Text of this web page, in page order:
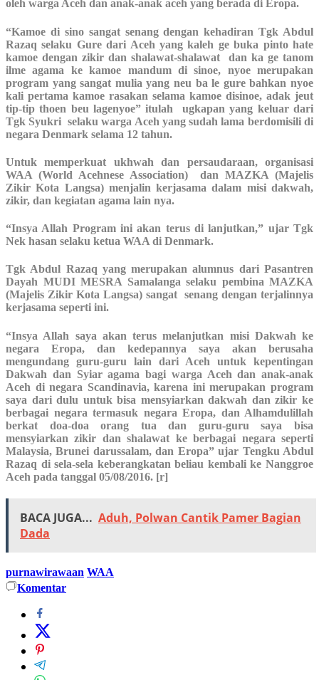
oleh warga Aceh dan anak-anak aceh yang berada di Eropa.
“Kamoe di sino sangat senang dengan kehadiran Tgk Abdul
Razaq selaku Gure dari Aceh yang kaleh ge buka pinto hate
kamoe dengan zikir dan shalawat-shalawat dan ka ge tanom
ilme agama ke kamoe mandum di sinoe, nyoe merupakan
program yang sangat mulia yang neu ba le gure bahkan nyoe
kali pertama kamoe rasakan selama kamoe disinoe, adak jeut
tip-tip thoen beu lagenyoe” itulah ugkapan yang keluar dari
Tgk Syukri selaku warga Aceh yang sudah lama berdomisili di
negara Denmark selama 12 tahun.
Untuk memperkuat ukhwah dan persaudaraan, organisasi
WAA (World Acehnese Association) dan MAZKA (Majelis
Zikir Kota Langsa) menjalin kerjasama dalam misi dakwah,
zikir, dan kegiatan agama lain nya.
“Insya Allah Program ini akan terus di lanjutkan,” ujar Tgk
Nek hasan selaku ketua WAA di Denmark.
Tgk Abdul Razaq yang merupakan alumnus dari Pasantren
Dayah MUDI MESRA Samalanga selaku pembina MAZKA
(Majelis Zikir Kota Langsa) sangat senang dengan terjalinnya
kerjasama seperti ini.
“Insya Allah saya akan terus melanjutkan misi Dakwah ke
negara Eropa, dan kedepannya saya akan berusaha
mengundang guru-guru lain dari Aceh untuk kepentingan
Dakwah dan Syiar agama bagi warga Aceh dan anak-anak
Aceh di negara Scandinavia, karena ini merupakan program
saya dari dulu untuk bisa mensyiarkan dakwah dan zikir ke
berbagai negara termasuk negara Eropa, dan Alhamdulillah
berkat doa-doa orang tua dan guru-guru saya bisa
mensyiarkan zikir dan shalawat ke berbagai negara seperti
Malaysia, Brunei darussalam, dan Eropa” ujar Tengku Abdul
Razaq di sela-sela keberangkatan beliau kembali ke Nanggroe
Aceh pada tanggal 05/08/2016. [r]
BACA JUGA... Aduh, Polwan Cantik Pamer Bagian
Dada
purnawirawaan WAA
Komentar